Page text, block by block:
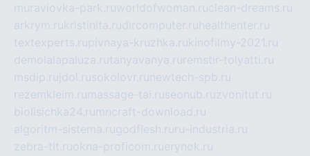
muraviovka-park.ruworldofwoman.ruclean-dreams.ru
arkrym.rukristinita.rudircomputer.ru healthenter.ru
textexperts.rupivnaya-kruzhka.rukinofilmy-2021.ru
demolalapaluza.rutanyavanya.ru remstir-tolyatti.ru
msdip.ru jdol.rusokolovr.ru newtech-spb.ru
rezemkleim.ru massage-tai.ruseonub.ruzvonitut.ru
biolisichka24.ru mncraft-download.ru
algoritm-sistema.rugodflesh.ru ru-industria.ru
zebra-tlt.ruokna-proficom.ruerynok.ru